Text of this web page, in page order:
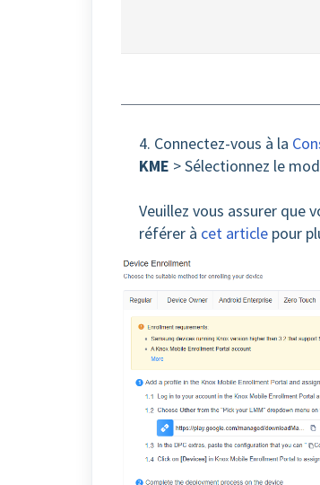
4. Connectez-vous à la
KME > Sélectionnez le
Veuillez vous assurer que
référer à cet article pour